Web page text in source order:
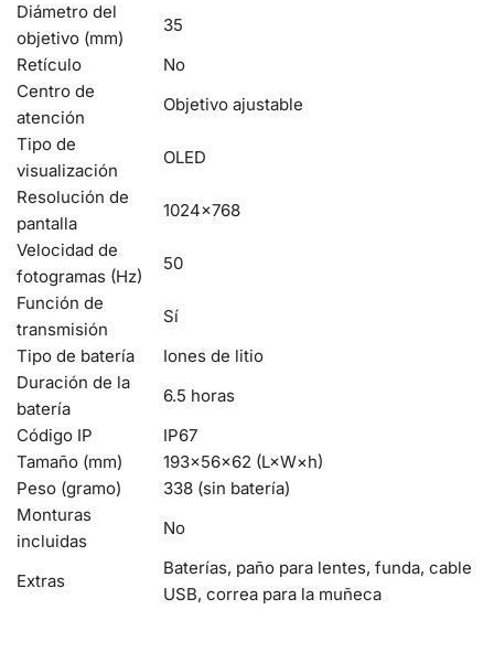
Diámetro del
objetivo (mm)
35
Retículo
No
Centro de
atención
Objetivo ajustable
Tipo de
visualización
OLED
Resolución de
pantalla
1024×768
Velocidad de
fotogramas (Hz)
50
Función de
transmisión
Sí
Tipo de batería
Iones de litio
Duración de la
batería
6.5 horas
Código IP
IP67
Tamaño (mm)
193×56×62 (L×W×h)
Peso (gramo)
338 (sin batería)
Monturas
incluidas
No
Extras
Baterías, paño para lentes, funda, cable
USB, correa para la muñeca